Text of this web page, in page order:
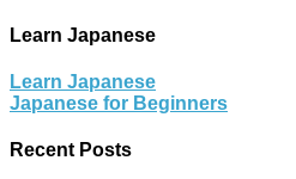
Learn Japanese
Learn Japanese
Japanese for Beginners
Recent Posts